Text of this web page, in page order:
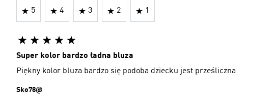
5 4 3 2 1
Super kolor bardzo ładna bluza
Piękny kolor bluza bardzo się podoba dziecku jest prześliczna
Sko78@